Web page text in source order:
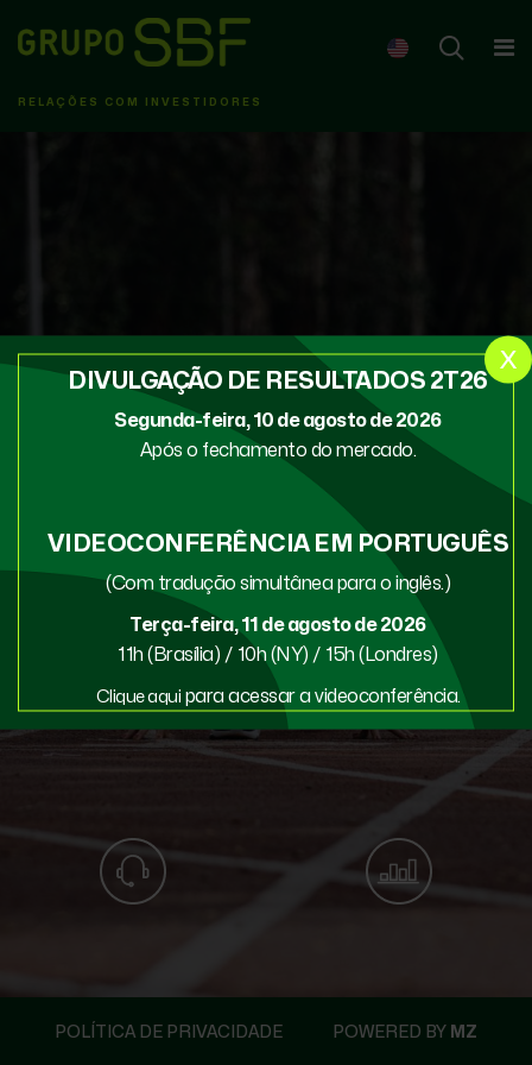
RELAÇÕES COM INVESTIDORES
x
DIVULGAÇÃO DE RESULTADOS 2T26
Segunda-feira, 10 de agosto de 2026
Após o fechamento do mercado.
VIDEOCONFERÊNCIA EM PORTUGUÊS
(Com tradução simultânea para o inglês.)
Terça-feira, 11 de agosto de 2026
11h (Brasília) / 10h (NY) / 15h (Londres)
Clique aqui para acessar a videoconferência.
POLÍTICA DE PRIVACIDADE POWERED BY MZ